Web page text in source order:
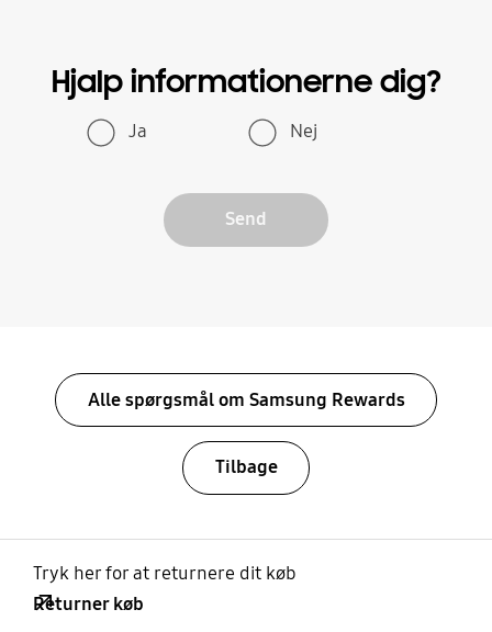
Hjalp informationerne dig?
Ja Nej
Send
Alle spørgsmål om Samsung Rewards
Tilbage
Tryk her for at returnere dit køb
Returner køb